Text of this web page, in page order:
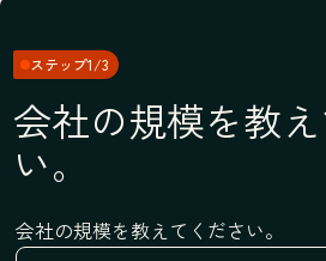
ステップ1/3
会社の規模を教
い。
会社の規模を教えてください。